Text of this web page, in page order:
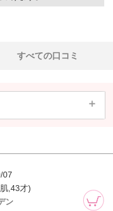
すべての口コミ
07
,43才)
ン